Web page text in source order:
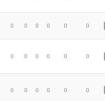
0 0 0 0 0 0
0 0 0 0 0 0
0 0 0 0 0 0